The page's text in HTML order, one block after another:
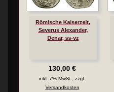
Römische Kaiserzeit,
Severus Alexander,
Denar, ss-vz
130,00 €
inkl. 7% MwSt., zzgl.
Versandkosten